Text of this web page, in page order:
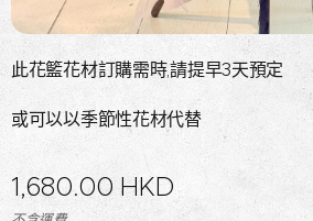
此花籃花材訂購需時,請提早3天預定
或可以以季節性花材代替
1,680.00 HKD